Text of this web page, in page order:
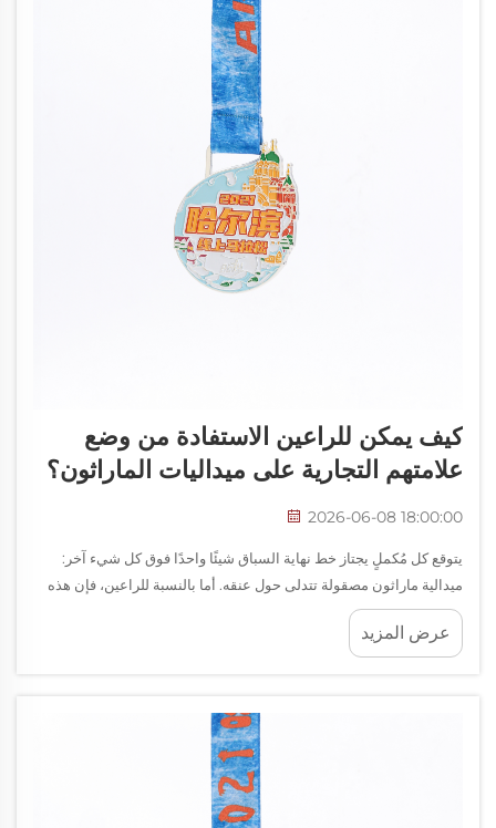
كيف يمكن للراعين الاستفادة من وضع
علامتهم التجارية على ميداليات الماراثون؟
2026-06-08 18:00:00
يتوقع كل مُكملٍ يجتاز خط نهاية السباق شيئًا واحدًا فوق كل شيء آخر:
ميدالية ماراثون مصقولة تتدلى حول عنقه. أما بالنسبة للراعين، فإن هذه
اللحظة تتجاوز بكثير كونها إيماءة احتفالية؛ فهي فرصة قوية جدًّا لتعزيز
العلامة التجارية تُقدَّم في لحظة بالغة التأثير...
عرض المزيد